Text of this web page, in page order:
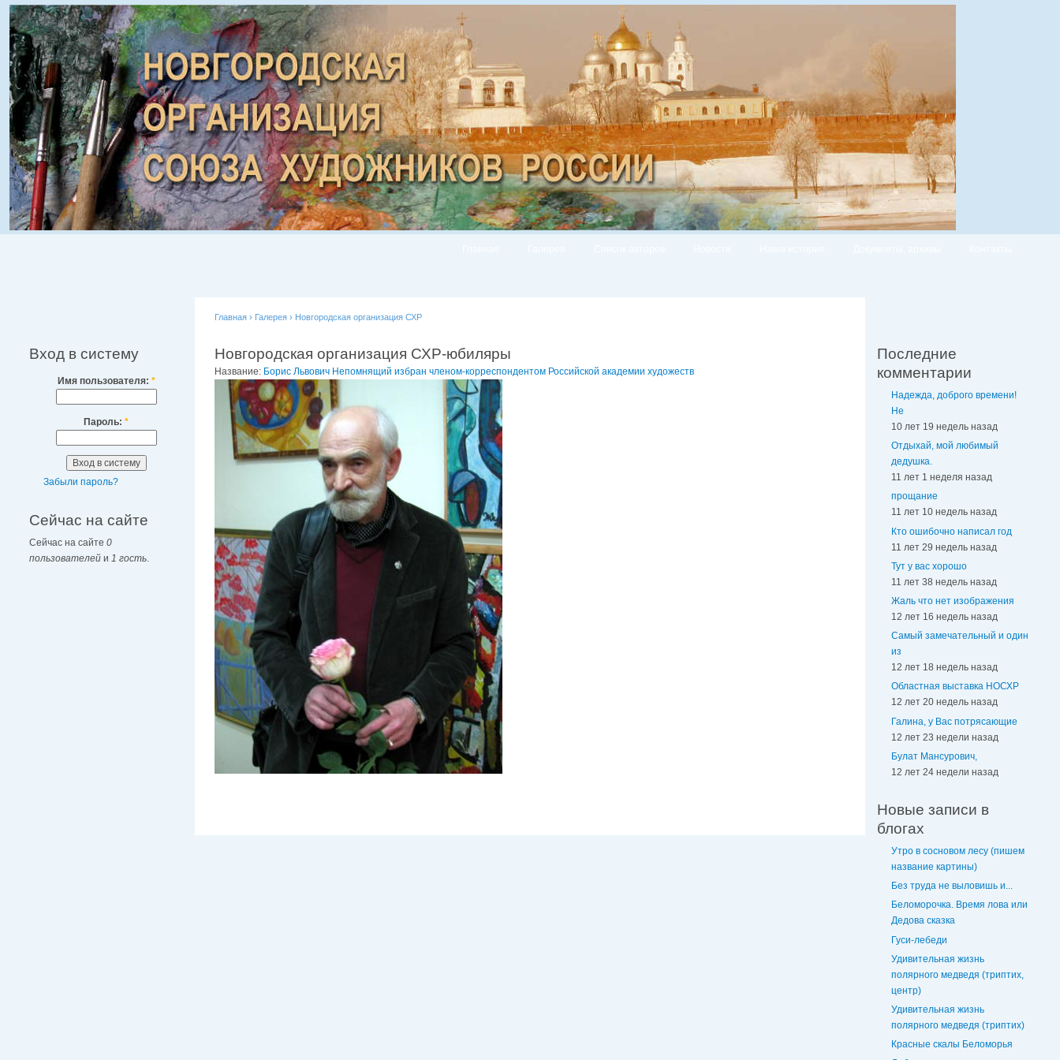
Вход в систему
Имя пользователя: *
Пароль: *
Забыли пароль?
Сейчас на сайте
Сейчас на сайте 0
пользователей и 1 гость
Главная › Галерея › Новгородская организация СХР
Новгородская организация СХР-юбиляры
Название: Борис Львович Непомнящий избран членом-корреспондентом Российской академии художеств
Последние
комментарии
Надежда, доброго времени!
Не
10 лет 19 недель назад
Отдыхай, мой любимый
дедушка.
11 лет 1 неделя назад
прощание
11 лет 10 недель назад
Кто ошибочно написал год
11 лет 29 недель назад
Тут у вас хорошо
11 лет 38 недель назад
Жаль что нет изображения
12 лет 16 недель назад
Самый замечательный и один
из
12 лет 18 недель назад
Областная выставка НОСХР
12 лет 20 недель назад
Галина, у Вас потрясающие
12 лет 23 недели назад
Булат Мансурович,
12 лет 24 недели назад
Новые записи в
блогах
Утро в сосновом лесу (пишем
название картины)
Без труда не выловишь и...
Беломорочка. Время лова или
Дедова сказка
Гуси-лебеди
Удивительная жизнь
полярного медведя (триптих,
центр)
Удивительная жизнь
полярного медведя (триптих)
Красные скалы Беломорья